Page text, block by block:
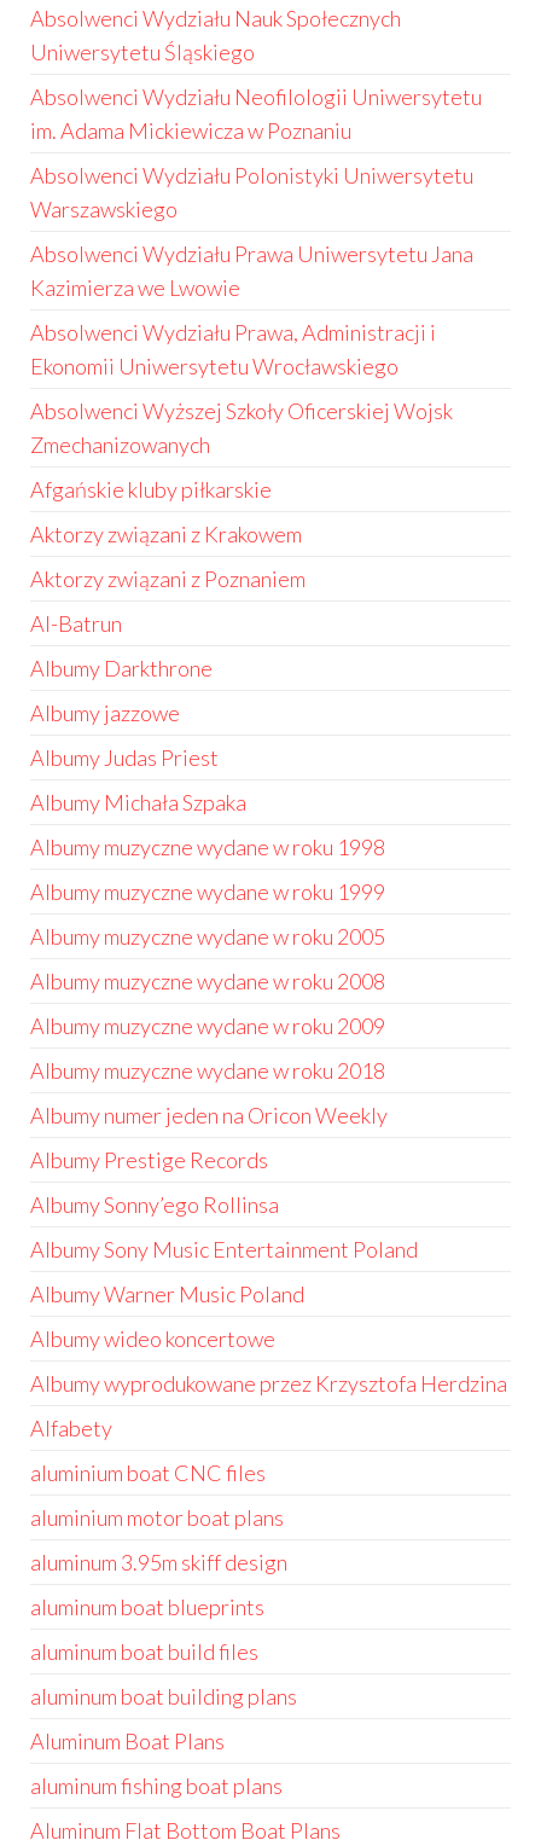
Absolwenci Wydziału Nauk Społecznych
Uniwersytetu Śląskiego
Absolwenci Wydziału Neofilologii Uniwersytetu
im. Adama Mickiewicza w Poznaniu
Absolwenci Wydziału Polonistyki Uniwersytetu
Warszawskiego
Absolwenci Wydziału Prawa Uniwersytetu Jana
Kazimierza we Lwowie
Absolwenci Wydziału Prawa, Administracji i
Ekonomii Uniwersytetu Wrocławskiego
Absolwenci Wyższej Szkoły Oficerskiej Wojsk
Zmechanizowanych
Afgańskie kluby piłkarskie
Aktorzy związani z Krakowem
Aktorzy związani z Poznaniem
Al-Batrun
Albumy Darkthrone
Albumy jazzowe
Albumy Judas Priest
Albumy Michała Szpaka
Albumy muzyczne wydane w roku 1998
Albumy muzyczne wydane w roku 1999
Albumy muzyczne wydane w roku 2005
Albumy muzyczne wydane w roku 2008
Albumy muzyczne wydane w roku 2009
Albumy muzyczne wydane w roku 2018
Albumy numer jeden na Oricon Weekly
Albumy Prestige Records
Albumy Sonny’ego Rollinsa
Albumy Sony Music Entertainment Poland
Albumy Warner Music Poland
Albumy wideo koncertowe
Albumy wyprodukowane przez Krzysztofa Herdzina
Alfabety
aluminium boat CNC files
aluminium motor boat plans
aluminum 3.95m skiff design
aluminum boat blueprints
aluminum boat build files
aluminum boat building plans
Aluminum Boat Plans
aluminum fishing boat plans
Aluminum Flat Bottom Boat Plans